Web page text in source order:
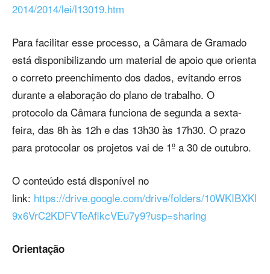
2014/2014/lei/l13019.htm
Para facilitar esse processo, a Câmara de Gramado
está disponibilizando um material de apoio que orienta
o correto preenchimento dos dados, evitando erros
durante a elaboração do plano de trabalho. O
protocolo da Câmara funciona de segunda a sexta-
feira, das 8h às 12h e das 13h30 às 17h30. O prazo
para protocolar os projetos vai de 1º a 30 de outubro.
O conteúdo está disponível no
link: https://drive.google.com/drive/folders/10WKIBXKl
9x6VrC2KDFVTeAflkcVEu7y9?usp=sharing
Orientação